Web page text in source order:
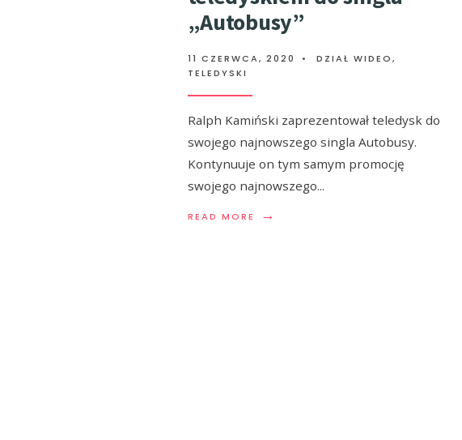
„Autobusy”
11 CZERWCA, 2020 • DZIAŁ WIDEO,
TELEDYSKI
Ralph Kamiński zaprezentował teledysk do
swojego najnowszego singla Autobusy.
Kontynuuje on tym samym promocję
swojego najnowszego...
READ MORE →